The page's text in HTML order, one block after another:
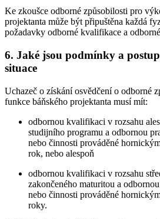
Ke zkoušce odborné způsobilosti pro
projektanta může být připuštěna každá
požadavky odborné kvalifikace a
6. Jaké jsou podmínky a
situace
Uchazeč o získání osvědčení o odborné
funkce báňského projektanta musí mít:
odbornou kvalifikaci v rozsahu
studijního programu a odbornou
nebo činnosti prováděné
rok, nebo alespoň
odbornou kvalifikaci v rozsahu
zakončeného maturitou a
nebo činnosti prováděné
roky.